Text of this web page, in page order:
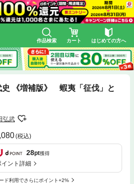
作品検索 カート はじめての方へ
史 《増補版》 蝦夷「征伐」と
弘武
(税込)
28pt獲得
イント詳細
ド利用でさらにポイント+2%